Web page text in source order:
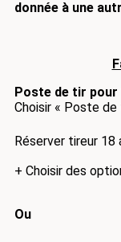
donnée à une
Poste de tir pour
Choisir « Poste
Réserver tireur 18
+ Choisir des
Ou